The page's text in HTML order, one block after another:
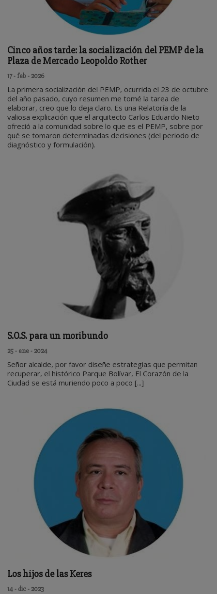
Cinco años tarde: la socialización del PEMP de la
Plaza de Mercado Leopoldo Rother
17 - feb - 2026
La primera socialización del PEMP, ocurrida el 23 de octubre
del año pasado, cuyo resumen me tomé la tarea de
elaborar, creo que lo deja claro. Es una Relatoría de la
valiosa explicación que el arquitecto Carlos Eduardo Nieto
ofreció a la comunidad sobre lo que es el PEMP, sobre por
qué se tomaron determinadas decisiones (del periodo de
diagnóstico y formulación).
S.O.S. para un moribundo
25 - ene - 2024
Señor alcalde, por favor diseñe estrategias que permitan
recuperar, el histórico Parque Bolívar, El Corazón de la
Ciudad se está muriendo poco a poco [...]
Los hijos de las Keres
14 - dic - 2023